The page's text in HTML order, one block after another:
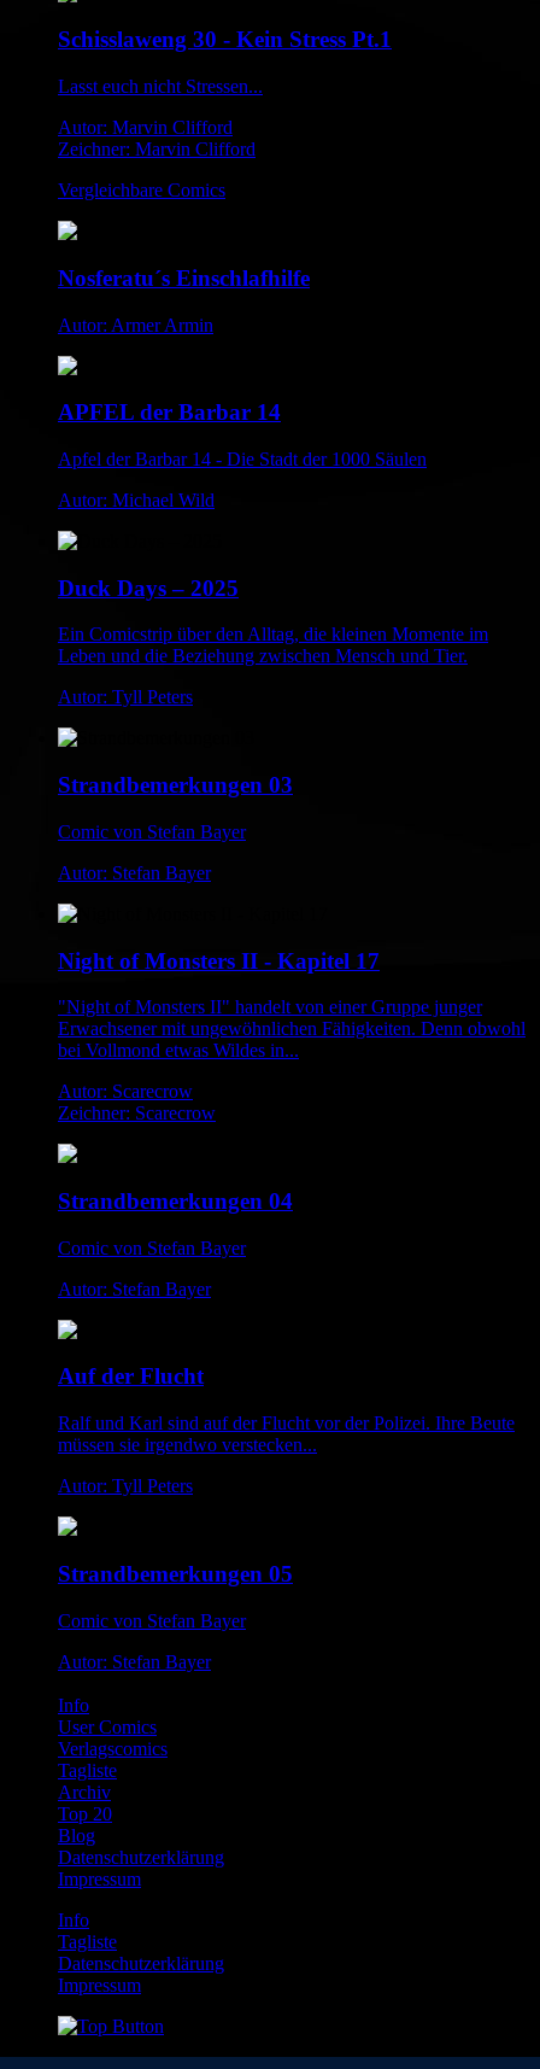
Schisslaweng 30 - Kein Stress Pt.1
Lasst euch nicht Stressen...
Autor: Marvin Clifford
Zeichner: Marvin Clifford
Vergleichbare Comics
Nosferatu´s Einschlafhilfe
Autor: Armer Armin
APFEL der Barbar 14
Apfel der Barbar 14 - Die Stadt der 1000 Säulen
Autor: Michael Wild
Duck Days – 2025
Ein Comicstrip über den Alltag, die kleinen Momente im
Leben und die Beziehung zwischen Mensch und Tier.
Autor: Tyll Peters
Strandbemerkungen 03
Comic von Stefan Bayer
Autor: Stefan Bayer
Night of Monsters II - Kapitel 17
"Night of Monsters II" handelt von einer Gruppe junger
Erwachsener mit ungewöhnlichen Fähigkeiten. Denn obwohl
bei Vollmond etwas Wildes in...
Autor: Scarecrow
Zeichner: Scarecrow
Strandbemerkungen 04
Comic von Stefan Bayer
Autor: Stefan Bayer
Auf der Flucht
Ralf und Karl sind auf der Flucht vor der Polizei. Ihre Beute
müssen sie irgendwo verstecken...
Autor: Tyll Peters
Strandbemerkungen 05
Comic von Stefan Bayer
Autor: Stefan Bayer
Info
User Comics
Verlagscomics
Tagliste
Archiv
Top 20
Blog
Datenschutzerklärung
Impressum
Info
Tagliste
Datenschutzerklärung
Impressum